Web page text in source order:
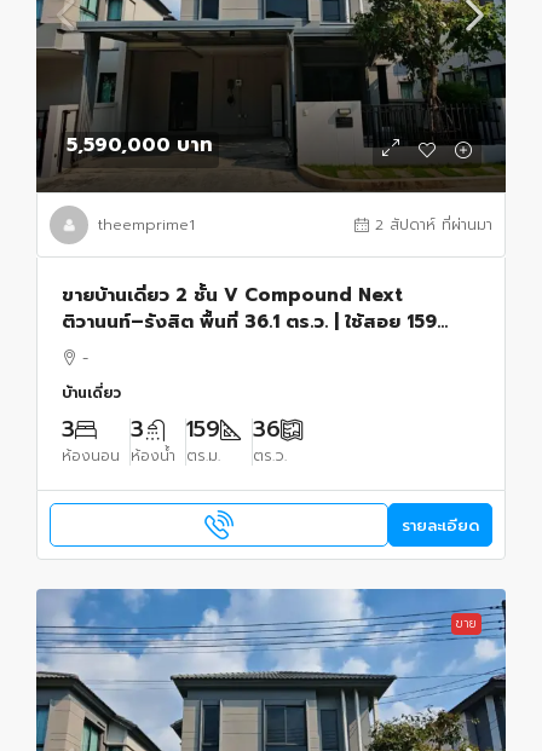
5,590,000 บาท
theemprime1 2 สัปดาห์ ที่ผ่านมา
ขายบ้านเดี่ยว 2 ชั้น V Compound Next
ติวานนท์–รังสิต พื้นที่ 36.1 ตร.ว. | ใช้สอย 159
ตร.ม.
-
บ้านเดี่ยว
3
ห้องนอน
3
ห้องน้ำ
159
ตร.ม.
36
ตร.ว.
รายละเอียด
ขาย